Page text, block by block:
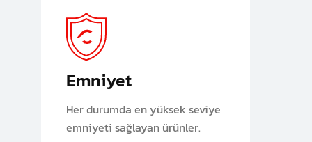
Emniyet
Her durumda en yüksek seviye
emniyeti sağlayan ürünler.